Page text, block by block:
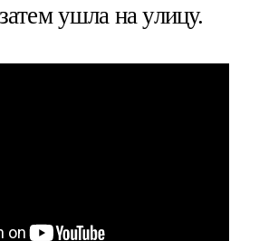
ушла на улицу.